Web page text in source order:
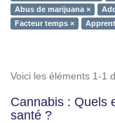
Abus de marijuana ×
Facteur temps ×
Voici les éléments 1-1
Cannabis : Quels
santé ?